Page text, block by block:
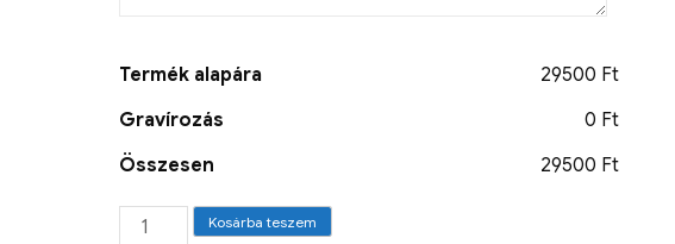
Termék alapára
29500 Ft
Gravírozás
0 Ft
Összesen
29500 Ft
Kosárba teszem